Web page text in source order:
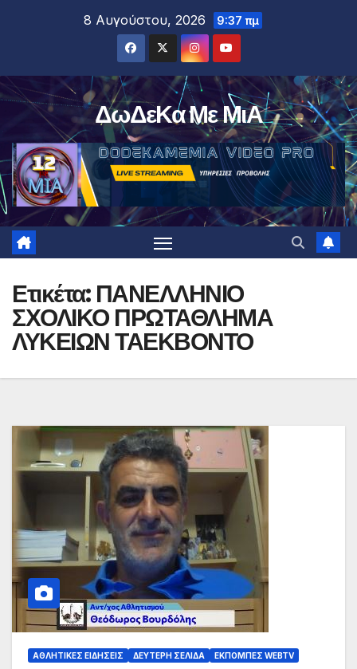
8 Αυγούστου, 2026 9:37 πμ
ΔωΔεΚα Με ΜιΑ
Ετικέτα: ΠΑΝΕΛΛΗΝΙΟ
ΣΧΟΛΙΚΟ ΠΡΩΤΑΘΛΗΜΑ
ΛΥΚΕΙΩΝ ΤΑΕΚΒΟΝΤΟ
ΑΘΛΗΤΙΚΈΣ ΕΙΔΉΣΕΙΣ ΔΕΎΤΕΡΗ ΣΕΛΊΔΑ ΕΚΠΟΜΠΈΣ WEBTV